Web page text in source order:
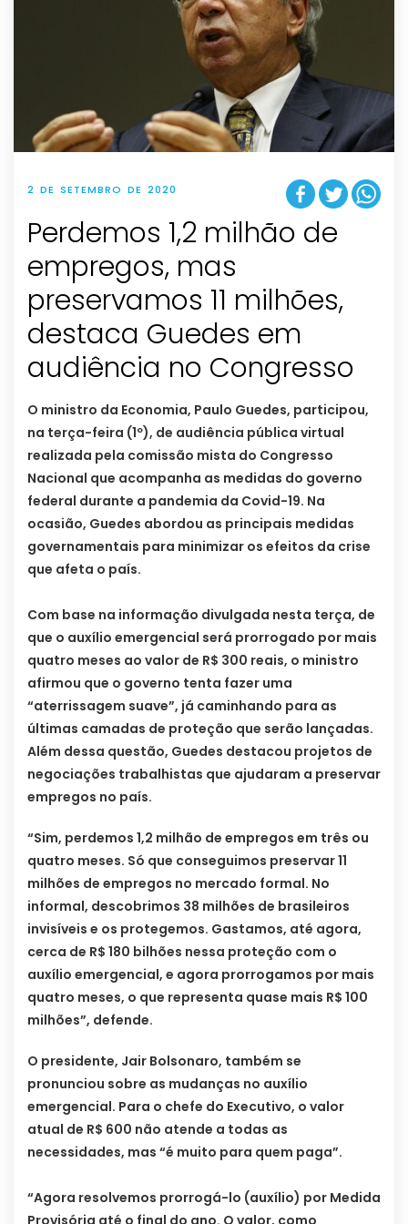
2 DE SETEMBRO DE 2020
Perdemos 1,2 milhão de
empregos, mas
preservamos 11 milhões,
destaca Guedes em
audiência no Congresso
O ministro da Economia, Paulo Guedes, participou,
na terça-feira (1º), de audiência pública virtual
realizada pela comissão mista do Congresso
Nacional que acompanha as medidas do governo
federal durante a pandemia da Covid-19. Na
ocasião, Guedes abordou as principais medidas
governamentais para minimizar os efeitos da crise
que afeta o país.
Com base na informação divulgada nesta terça, de
que o auxílio emergencial será prorrogado por mais
quatro meses ao valor de R$ 300 reais, o ministro
afirmou que o governo tenta fazer uma
“aterrissagem suave”, já caminhando para as
últimas camadas de proteção que serão lançadas.
Além dessa questão, Guedes destacou projetos de
negociações trabalhistas que ajudaram a preservar
empregos no país.
“Sim, perdemos 1,2 milhão de empregos em três ou
quatro meses. Só que conseguimos preservar 11
milhões de empregos no mercado formal. No
informal, descobrimos 38 milhões de brasileiros
invisíveis e os protegemos. Gastamos, até agora,
cerca de R$ 180 bilhões nessa proteção com o
auxílio emergencial, e agora prorrogamos por mais
quatro meses, o que representa quase mais R$ 100
milhões”, defende.
O presidente, Jair Bolsonaro, também se
pronunciou sobre as mudanças no auxílio
emergencial. Para o chefe do Executivo, o valor
atual de R$ 600 não atende a todas as
necessidades, mas “é muito para quem paga”.
“Agora resolvemos prorrogá-lo (auxílio) por Medida
Provisória até o final do ano. O valor, como